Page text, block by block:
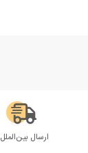
ارسال بین‌الملل